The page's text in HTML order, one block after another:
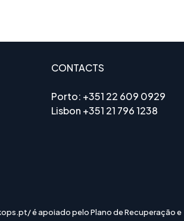
CONTACTS
Porto: +351 22 609 0929
Lisbon +351 21 796 1238
é apoiado pelo Plano de Recuperação e